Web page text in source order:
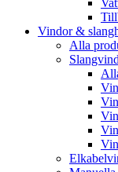
Vindor &
Alla